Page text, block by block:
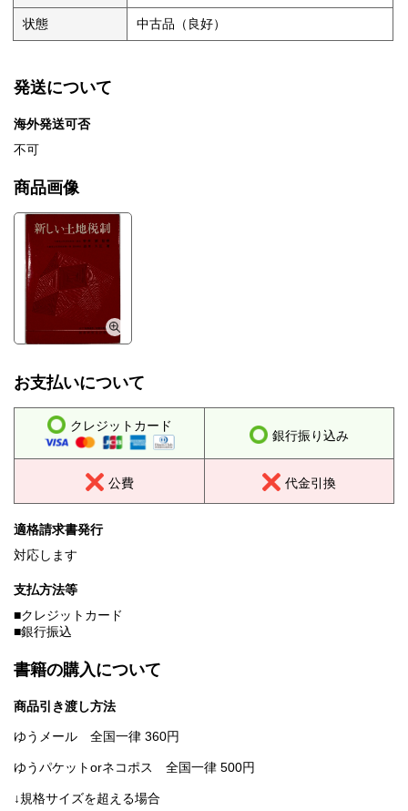
状態 中古品（良好）
発送について
海外発送可否
不可
商品画像
お支払いについて
クレジットカード
銀行振り込み
公費 代金引換
適格請求書発行
対応します
支払方法等
■クレジットカード
■銀行振込
書籍の購入について
商品引き渡し方法
ゆうメール 全国一律 360円
ゆうパケットorネコポス 全国一律 500円
↓規格サイズを超える場合